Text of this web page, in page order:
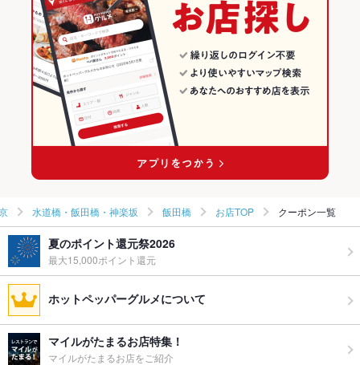
水道橋・飯田橋・神楽坂 × 和食
水道橋・飯田橋・神楽坂 × 焼き鳥・鶏料理
飯田橋駅 × 和食
飯田橋駅 × 焼き鳥・鶏料理
東京 × 海鮮
東京 × 和食
東京 × 焼き鳥・鶏料理
水道橋・飯田橋・神楽坂の居酒屋ランキング
水道橋・飯田橋・神楽坂の海鮮ランキング
飯田橋のグルメランキング
飯田橋の居酒屋ランキング
飯田橋の海鮮ランキング
水道橋・飯田橋・神楽坂 飯田橋 お店TOP クーポン一覧
夏のポイント還元祭2026
最大15,000ポイント還元
ホットペッパーグルメについて
マイルがたまるお店特集！
マイルがたまるお店をご紹介